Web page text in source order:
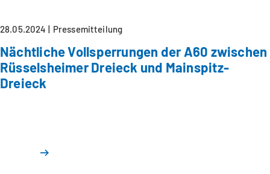
28.05.2024 Pressemitteilung
Nächtliche Vollsperrungen der A60 zwischen
Rüsselsheimer Dreieck und Mainspitz-
Dreieck